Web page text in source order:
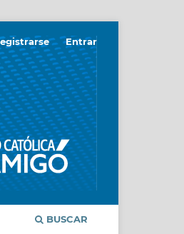
BUSCAR
Entrar